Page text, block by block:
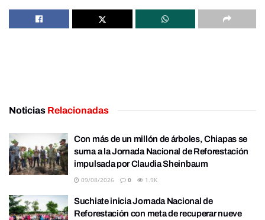
Noticias Relacionadas
Con más de un millón de árboles, Chiapas se
suma a la Jornada Nacional de Reforestación
impulsada por Claudia Sheinbaum
09/08/2026 0 1.9K
Suchiate inicia Jornada Nacional de
Reforestación con meta de recuperar nueve